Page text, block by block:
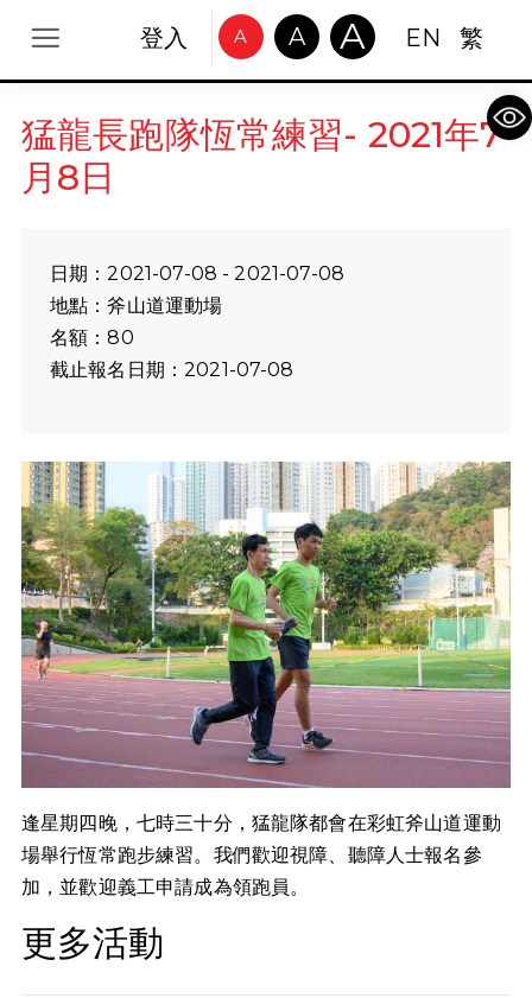
登入 A A A EN 繁
猛龍長跑隊恆常練習- 2021年7
月8日
日期：2021-07-08 - 2021-07-08
地點：斧山道運動場
名額：80
截止報名日期：2021-07-08
逢星期四晚，七時三十分，猛龍隊都會在彩虹斧山道運動
場舉行恆常跑步練習。我們歡迎視障、聽障人士報名參
加，並歡迎義工申請成為領跑員。
更多活動